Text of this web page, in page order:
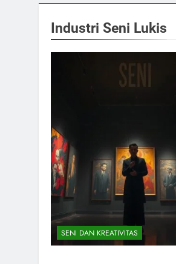
Industri Seni Lukis
SENI DAN KREATIVITAS